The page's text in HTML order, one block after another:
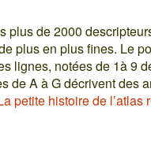
plus de 2000
plus en plus fines. Le
lignes, notées de 1à 9
de A à G décrivent des
petite histoire de l’atlas